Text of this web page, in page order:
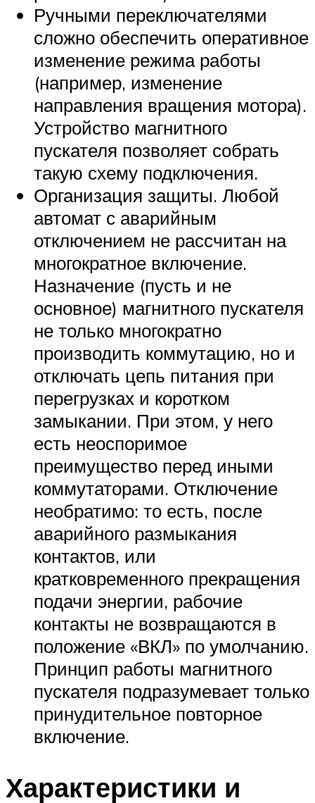
Ручными переключателями
сложно обеспечить оперативное
изменение режима работы
(например, изменение
направления вращения мотора).
Устройство магнитного
пускателя позволяет собрать
такую схему подключения.
Организация защиты. Любой
автомат с аварийным
отключением не рассчитан на
многократное включение.
Назначение (пусть и не
основное) магнитного пускателя
не только многократно
производить коммутацию, но и
отключать цепь питания при
перегрузках и коротком
замыкании. При этом, у него
есть неоспоримое
преимущество перед иными
коммутаторами. Отключение
необратимо: то есть, после
аварийного размыкания
контактов, или
кратковременного прекращения
подачи энергии, рабочие
контакты не возвращаются в
положение «ВКЛ» по умолчанию.
Принцип работы магнитного
пускателя подразумевает только
принудительное повторное
включение.
Характеристики и